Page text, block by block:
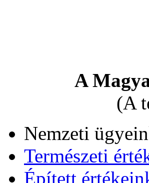
A
(A
Nemzeti
Természeti
Épített